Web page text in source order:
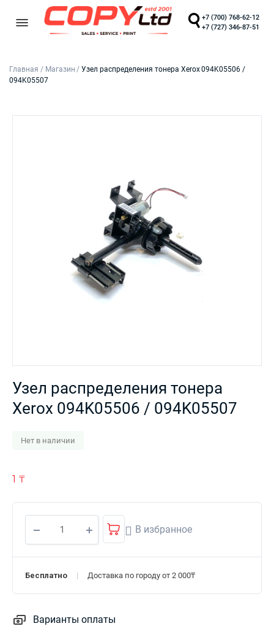
+7 (700) 768-62-12
+7 (727) 346-87-51
Главная / Магазин /Узел распределения тонера Xerox 094K05506 /
094K05507
Узел распределения тонера
Xerox 094K05506 / 094K05507
Нет в наличии
1 ₸
В избранное
Бесплатно Доставка по городу от 2 000₸
Варианты оплаты